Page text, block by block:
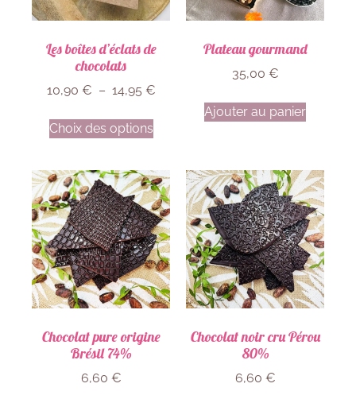
Les boîtes d’éclats de
chocolats
10,90 € – 14,95 €
Choix des options
Plateau gourmand
35,00 €
Ajouter au panier
Chocolat pure origine
Brésil 74%
6,60 €
Chocolat noir cru Pérou
80%
6,60 €